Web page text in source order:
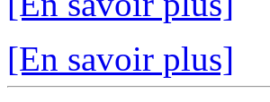
[En savoir plus]